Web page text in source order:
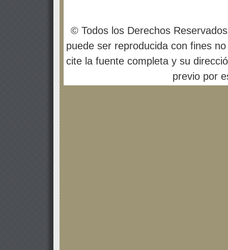
© Todos los Derechos
puede ser reproducida con fines
cite la fuente completa y su
previo por